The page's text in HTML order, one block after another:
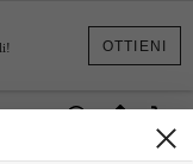
OTTIENI